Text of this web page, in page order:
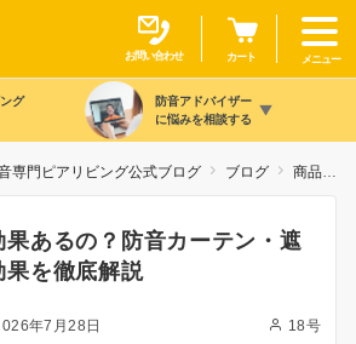
お問い合わせ カート メニュー
グ
防音アドバイザー
に悩みを相談する
専門ピアリビング公式ブログ ブログ 商品カテゴリ別
果あるの？防音カーテン・遮
果を徹底解説
年7月28日 18号